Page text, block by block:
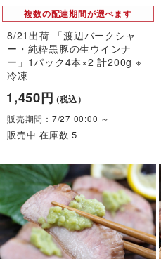
複数の配達期間が選べます
8/21出荷 「渡辺バークシャ
ー・純粋黒豚の生ウインナ
ー」1パック4本×2 計200g ※
冷凍
1,450円（税込）
販売期間：7/27 00:00 ～
販売中 在庫数 5